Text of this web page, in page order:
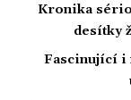
Kronika
desítky
Fascinující i